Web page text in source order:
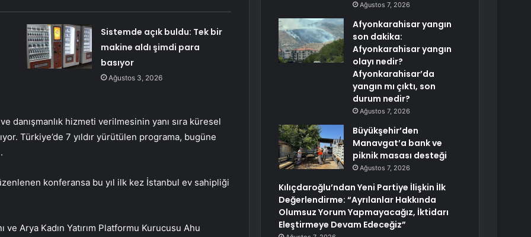
Sistemde açık buldu: Tek bir
makine aldı şimdi para
basıyor
Ağustos 3, 2026
danışmanlık hizmeti verilmesinin yanı sıra küresel
Türkiye’de 7 yıldır yürütülen programa, bugüne
konferansa bu yıl ilk kez İstanbul ev sahipliği
Arya Kadın Yatırım Platformu Kurucusu Ahu
Ağustos 7, 2026
Afyonkarahisar yangın
son dakika:
Afyonkarahisar yangın
olayı nedir?
Afyonkarahisar’da
yangın mı çıktı, son
durum nedir?
Ağustos 7, 2026
Büyükşehir’den
Manavgat’a bank ve
piknik masası desteği
Ağustos 7, 2026
Kılıçdaroğlu’ndan Yeni Partiye İlişkin İlk
Değerlendirme: “Ayrılanlar Hakkında
Olumsuz Yorum Yapmayacağız, İktidarı
Eleştirmeye Devam Edeceğiz”